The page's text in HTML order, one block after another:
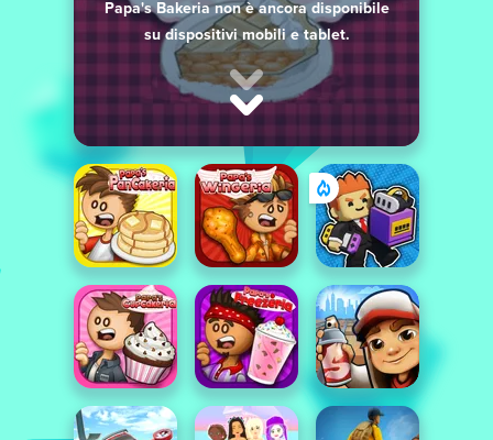
Papa's Bakeria non è ancora disponibile
su dispositivi mobili e tablet.